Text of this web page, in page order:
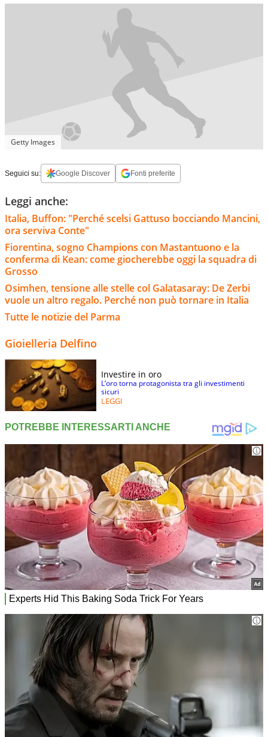
Getty Images
Seguici su: Google Discover Fonti preferite
Leggi anche:
Italia, Buffon: "Perché scelsi Gattuso bocciando Mancini,
ora serviva Conte"
Fiorentina, sogno Champions con Mastantuono e la
conferma di Kean: come giocherebbe oggi la squadra di
Grosso
Osimhen, tensione alle stelle col Galatasaray: De Zerbi
vuole un altro regalo. Perché non può tornare in Italia
Tutte le notizie del Parma
Gioielleria Delfino
Investire in oro
L’oro torna protagonista tra gli investimenti
sicuri
LEGGI